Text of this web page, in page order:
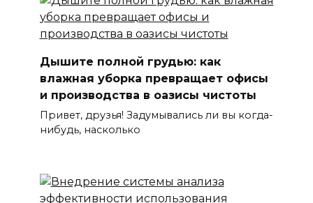
Дышите полной грудью: как
влажная уборка превращает офисы
и производства в оазисы чистоты
Привет, друзья! Задумывались ли вы когда-
нибудь, насколько